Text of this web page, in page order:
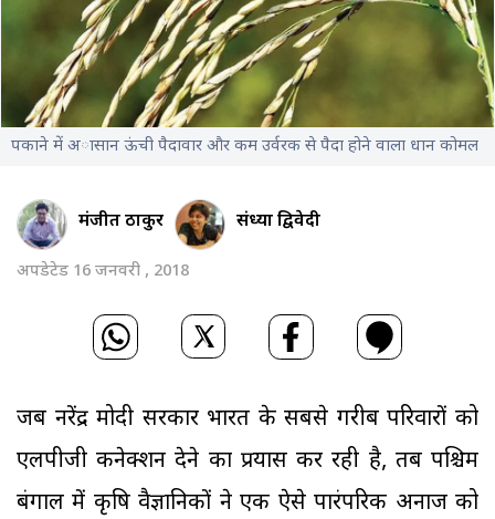
पकाने में अासान ऊंची पैदावार और कम उर्वरक से पैदा होने वाला धान कोमल
मंजीत ठाकुर संध्या द्विवेदी
अपडेटेड 16 जनवरी , 2018
जब नरेंद्र मोदी सरकार भारत के सबसे गरीब परिवारों को
एलपीजी कनेक्शन देने का प्रयास कर रही है, तब पश्चिम
बंगाल में कृषि वैज्ञानिकों ने एक ऐसे पारंपरिक अनाज को